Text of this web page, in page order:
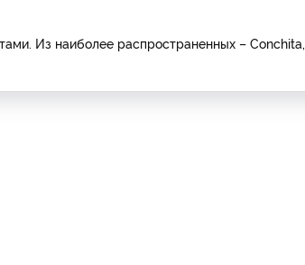
Из наиболее распространенных – Conchita,